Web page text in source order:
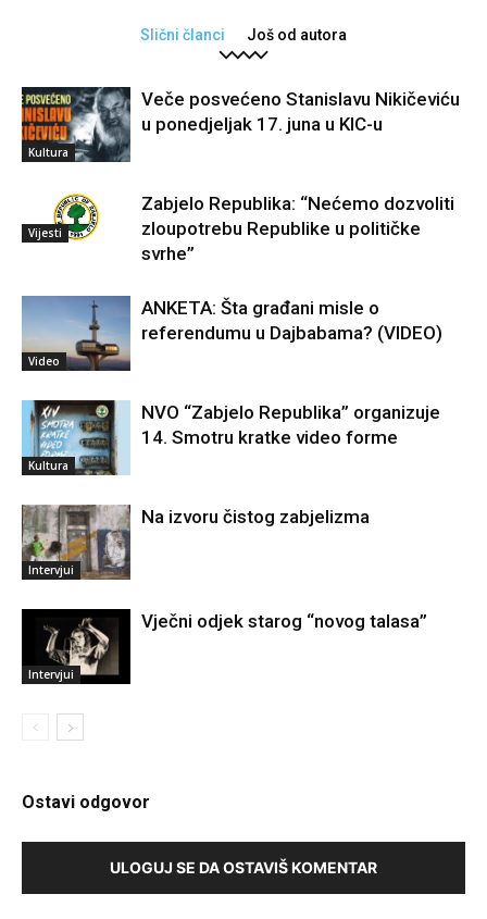
Slični članci Još od autora
Kultura
Veče posvećeno Stanislavu Nikičeviću
u ponedjeljak 17. juna u KIC-u
Vijesti
Zabjelo Republika: “Nećemo dozvoliti
zloupotrebu Republike u političke
svrhe”
Video
ANKETA: Šta građani misle o
referendumu u Dajbabama? (VIDEO)
Kultura
NVO “Zabjelo Republika” organizuje
14. Smotru kratke video forme
Intervjui
Na izvoru čistog zabjelizma
Intervjui
Vječni odjek starog “novog talasa”
Ostavi odgovor
ULOGUJ SE DA OSTAVIŠ KOMENTAR